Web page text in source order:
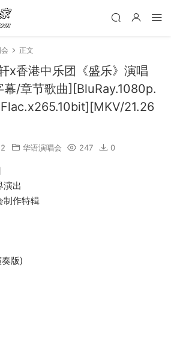
正文
x香港中乐团《盛乐》演唱
/章节歌曲][BluRay.1080p.
21.26
华语演唱会 247 0
演出
制作特辑
版)